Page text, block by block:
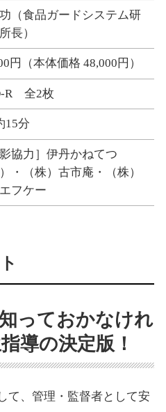
（食品ガードシステム研
長）
円（本体価格 48,000円）
全2枚
15分
影協力］伊丹かねてつ
）・（株）古市庵・（株）
フケー
っておかなけれ
導の決定版！
て、管理・監督者として安